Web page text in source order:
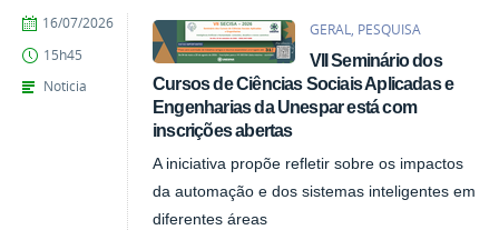
GERAL, PESQUISA
VII Seminário dos
Cursos de Ciências Sociais Aplicadas e
Engenharias da Unespar está com
inscrições abertas
A iniciativa propõe refletir sobre os impactos
da automação e dos sistemas inteligentes em
diferentes áreas
por
Kais
de
publicado
16/07/2026
15h45
Noticia